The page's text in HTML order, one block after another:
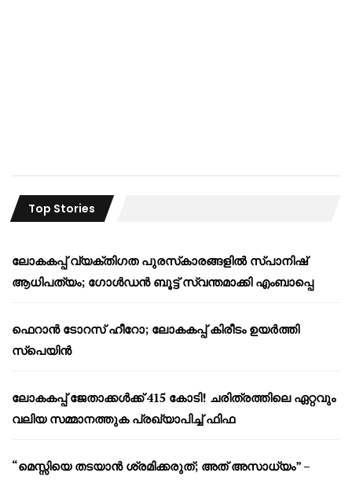
Top Stories
ലോകകപ്പ് വ്യക്തിഗത പുരസ്‌കാരങ്ങളിൽ സ്പാനിഷ്
ആധിപത്യം; ഗോൾഡൻ ബൂട്ട് സ്വന്തമാക്കി എംബാപ്പെ
ഫെറാൻ ടോറസ് ഹീറോ; ലോകകപ്പ് കിരീടം ഉയർത്തി
സ്പെയിൻ
ലോകകപ്പ് ജേതാക്കൾക്ക് 415 കോടി! ചരിത്രത്തിലെ ഏറ്റവും
വലിയ സമ്മാനത്തുക പ്രഖ്യാപിച്ച് ഫിഫ
“മെസ്സിയെ തടയാൻ ശ്രമിക്കരുത്; അത് അസാധ്യം” –